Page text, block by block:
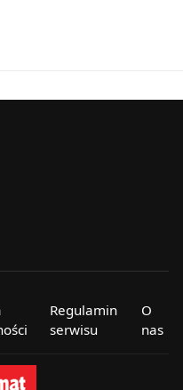
Regulamin
serwisu
O
nas